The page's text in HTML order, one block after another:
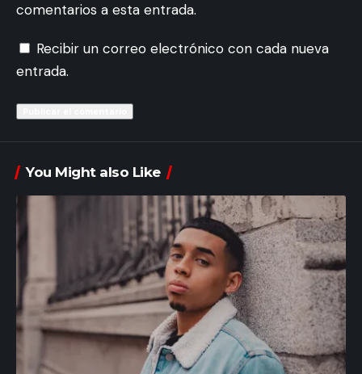
comentarios a esta entrada.
Recibir un correo electrónico con cada nueva
entrada.
You Might also Like